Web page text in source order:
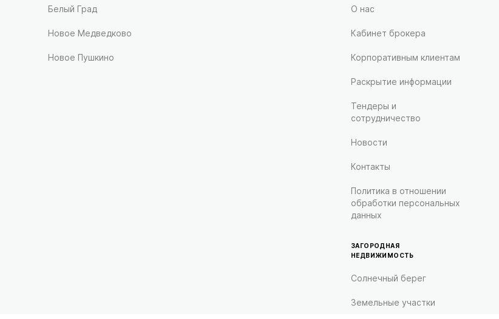
Белый Град
Новое Медведково
Новое Пушкино
О нас
Кабинет брокера
Корпоративным клиентам
Раскрытие информации
Тендеры и
сотрудничество
Новости
Контакты
Политика в отношении
обработки персональных
данных
ЗАГОРОДНАЯ
НЕДВИЖИМОСТЬ
Солнечный берег
Земельные участки